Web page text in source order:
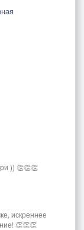
)) 👏👏👏
искреннее
👏👏👏